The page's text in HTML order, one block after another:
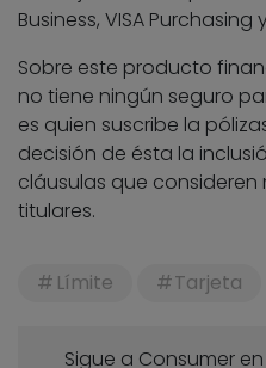
Business, VISA Purchasing
Sobre este producto
no tiene ningún seguro
es quien suscribe la
decisión de ésta la
cláusulas que
titulares.
Límite Tarjeta
Sigue a Consumer en